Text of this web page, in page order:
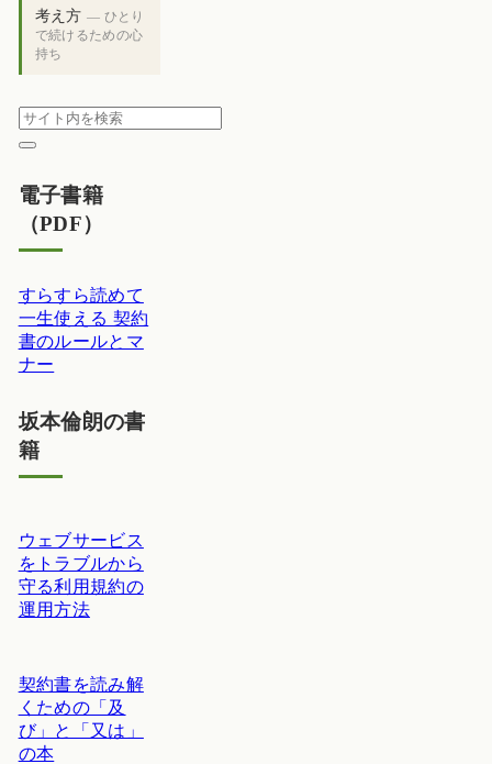
考え方 — ひとり
で続けるための心
持ち
電子書籍
（PDF）
すらすら読めて
一生使える 契約
書のルールとマ
ナー
坂本倫朗の書
籍
ウェブサービス
をトラブルから
守る利用規約の
運用方法
契約書を読み解
くための「及
び」と「又は」
の本